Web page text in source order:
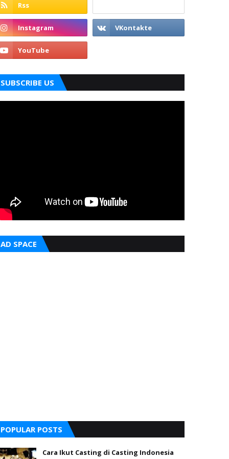
SUBSCRIBE US
AD SPACE
POPULAR POSTS
Cara Ikut Casting di Casting Indonesia